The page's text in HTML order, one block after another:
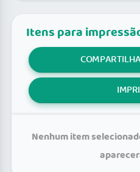
Itens para
Nenhum item